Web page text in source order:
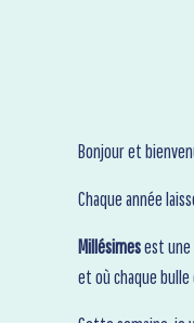
Bonjour et
Chaque année
Millésimesest une
et où chaque